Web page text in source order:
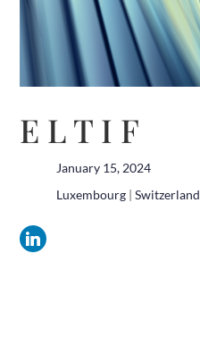
E L T I F
January 15, 2024
Luxembourg| Switzerland